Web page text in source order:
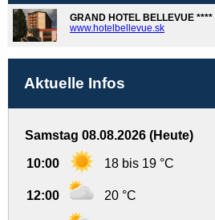
GRAND HOTEL BELLEVUE ****
www.hotelbellevue.sk
Aktuelle Infos
Samstag 08.08.2026 (Heute)
10:00 18 bis 19 °C
12:00 20 °C